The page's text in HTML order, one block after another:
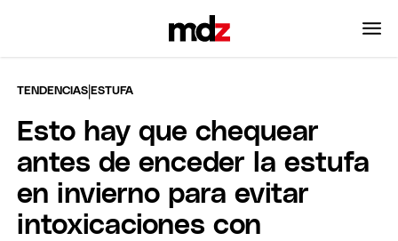
TENDENCIAS |ESTUFA
Esto hay que chequear
antes de enceder la estufa
en invierno para evitar
intoxicaciones con